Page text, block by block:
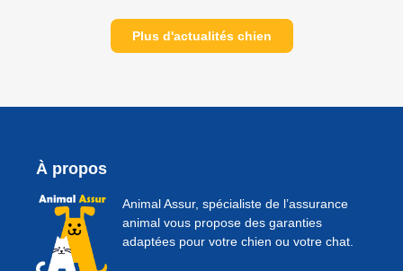
Plus d'actualités chien
À propos
Animal Assur, spécialiste de l’assurance
animal vous propose des garanties
adaptées pour votre chien ou votre chat.